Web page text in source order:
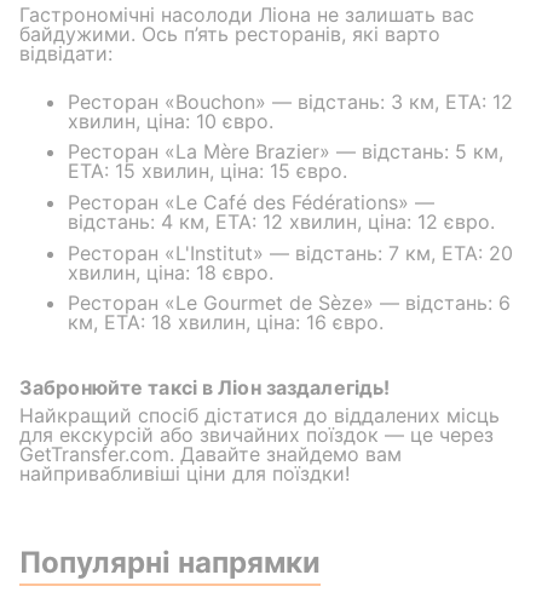
Гастрономічні насолоди Ліона не залишать вас
байдужими. Ось п’ять ресторанів, які варто
відвідати:
Ресторан «Bouchon» — відстань: 3 км, ETA: 12
хвилин, ціна: 10 євро.
Ресторан «La Mère Brazier» — відстань: 5 км,
ETA: 15 хвилин, ціна: 15 євро.
Ресторан «Le Café des Fédérations» —
відстань: 4 км, ETA: 12 хвилин, ціна: 12 євро.
Ресторан «L'Institut» — відстань: 7 км, ETA: 20
хвилин, ціна: 18 євро.
Ресторан «Le Gourmet de Sèze» — відстань: 6
км, ETA: 18 хвилин, ціна: 16 євро.
Забронюйте таксі в Ліон заздалегідь!
Найкращий спосіб дістатися до віддалених місць
для екскурсій або звичайних поїздок — це через
GetTransfer.com. Давайте знайдемо вам
найпривабливіші ціни для поїздки!
Популярні напрямки